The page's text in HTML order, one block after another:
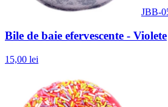
JBB-
Bile de baie efervescente - Violete
15,00 lei